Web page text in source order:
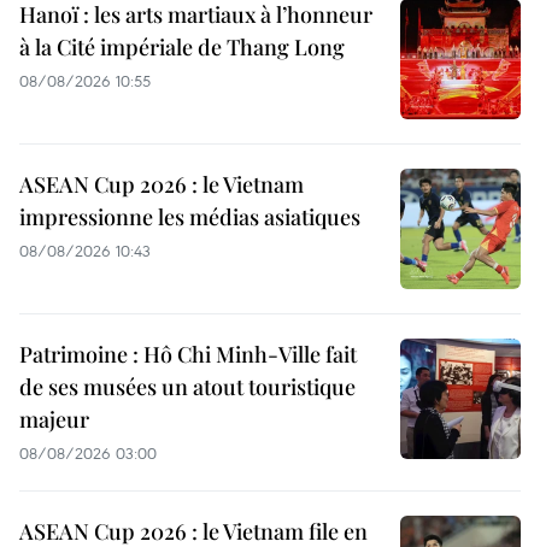
Hanoï : les arts martiaux à l’honneur
à la Cité impériale de Thang Long
08/08/2026 10:55
ASEAN Cup 2026 : le Vietnam
impressionne les médias asiatiques
08/08/2026 10:43
Patrimoine : Hô Chi Minh-Ville fait
de ses musées un atout touristique
majeur
08/08/2026 03:00
ASEAN Cup 2026 : le Vietnam file en